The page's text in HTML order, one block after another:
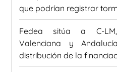
que podrían registrar
Fedea sitúa a C-
Valenciana y
distribución de la